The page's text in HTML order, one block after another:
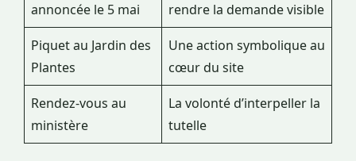
annoncée le 5 mai
rendre la demande visible
Piquet au Jardin des
Plantes
Une action symbolique au
cœur du site
Rendez-vous au
ministère
La volonté d’interpeller la
tutelle